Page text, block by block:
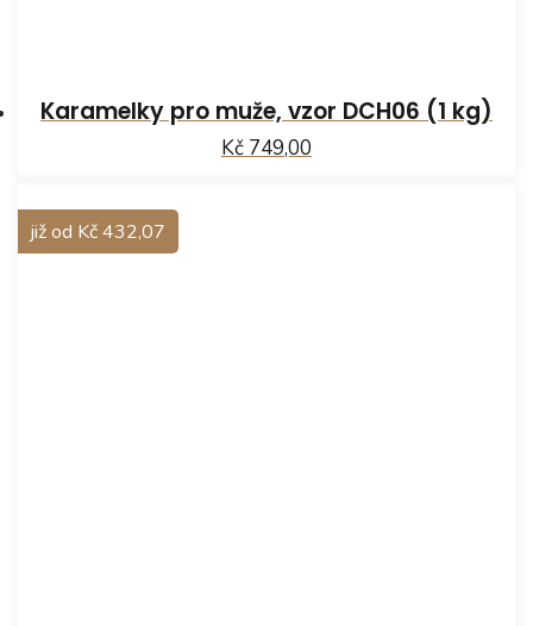
Karamelky pro muže, vzor DCH06 (1 kg)
Kč 749,00
již od Kč 432,07